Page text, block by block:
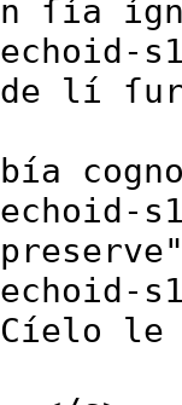
ſía
echoid-
de lí
echoid-
preserve
echoid-
le